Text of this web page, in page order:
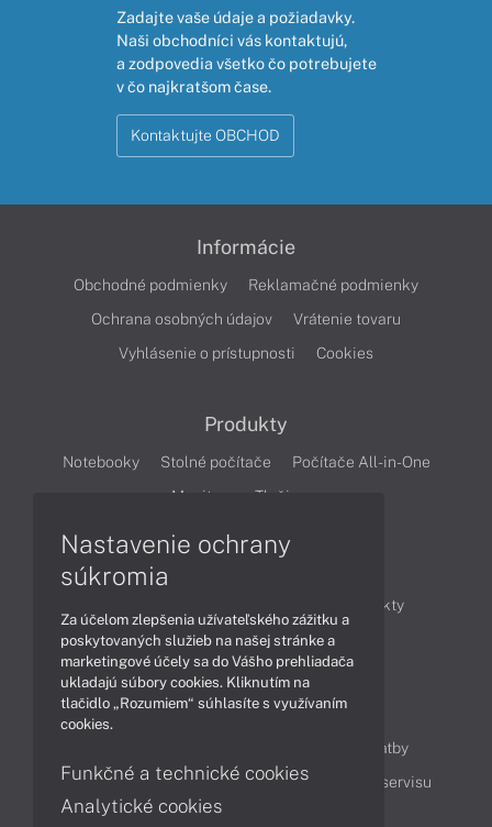
Zadajte vaše údaje a požiadavky.
Naši obchodníci vás kontaktujú,
a zodpovedia všetko čo potrebujete
v čo najkratšom čase.
Kontaktujte OBCHOD
Informácie
Obchodné podmienky
Reklamačné podmienky
Ochrana osobných údajov
Vrátenie tovaru
Vyhlásenie o prístupnosti
Cookies
Produkty
Notebooky Stolné počítače
Počítače All-in-One
Monitory
Tlačiarne
Produkty
Technológie
Videá
Obsah
Možnosti doručenia a platby
Podpora a servis
Servisné služby Cenník servisu
Nastavenie ochrany
súkromia
Za účelom zlepšenia užívateľského zážitku a
poskytovaných služieb na našej stránke a
marketingové účely sa do Vášho prehliadača
ukladajú súbory cookies. Kliknutím na
tlačidlo „Rozumiem“ súhlasíte s využívaním
cookies.
Funkčné a technické cookies
Analytické cookies